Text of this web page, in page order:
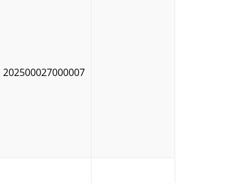
202500027000007